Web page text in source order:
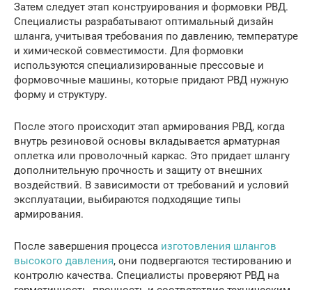
Затем следует этап конструирования и формовки РВД.
Специалисты разрабатывают оптимальный дизайн
шланга, учитывая требования по давлению, температуре
и химической совместимости. Для формовки
используются специализированные прессовые и
формовочные машины, которые придают РВД нужную
форму и структуру.
После этого происходит этап армирования РВД, когда
внутрь резиновой основы вкладывается арматурная
оплетка или проволочный каркас. Это придает шлангу
дополнительную прочность и защиту от внешних
воздействий. В зависимости от требований и условий
эксплуатации, выбираются подходящие типы
армирования.
После завершения процесса изготовления шлангов
высокого давления, они подвергаются тестированию и
контролю качества. Специалисты проверяют РВД на